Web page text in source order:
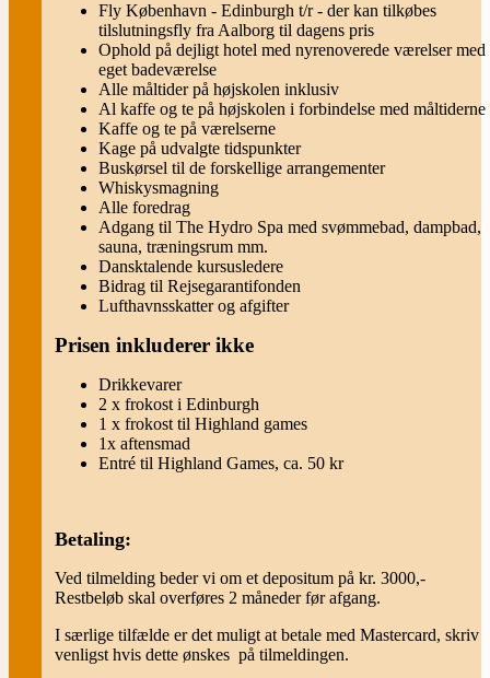
Fly København - Edinburgh t/r - der kan tilkøbes
tilslutningsfly fra Aalborg til dagens pris
Ophold på dejligt hotel med nyrenoverede værelser med
eget badeværelse
Alle måltider på højskolen inklusiv
Al kaffe og te på højskolen i forbindelse med måltiderne
Kaffe og te på værelserne
Kage på udvalgte tidspunkter
Buskørsel til de forskellige arrangementer
Whiskysmagning
Alle foredrag
Adgang til The Hydro Spa med svømmebad, dampbad,
sauna, træningsrum mm.
Dansktalende kursusledere
Bidrag til Rejsegarantifonden
Lufthavnsskatter og afgifter
Prisen inkluderer ikke
Drikkevarer
2 x frokost i Edinburgh
1 x frokost til Highland games
1x aftensmad
Entré til Highland Games, ca. 50 kr
Betaling:
Ved tilmelding beder vi om et depositum på kr. 3000,-
Restbeløb skal overføres 2 måneder før afgang.
I særlige tilfælde er det muligt at betale med Mastercard, skriv
venligst hvis dette ønskes på tilmeldingen.